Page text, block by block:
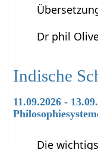
Dr phil
Indische
11.09.2026 -
Die